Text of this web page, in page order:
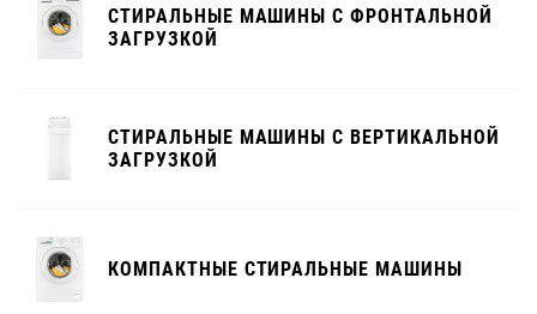
СТИРАЛЬНЫЕ МАШИНЫ С ФРОНТАЛЬНОЙ
ЗАГРУЗКОЙ
СТИРАЛЬНЫЕ МАШИНЫ С ВЕРТИКАЛЬНОЙ
ЗАГРУЗКОЙ
КОМПАКТНЫЕ СТИРАЛЬНЫЕ МАШИНЫ